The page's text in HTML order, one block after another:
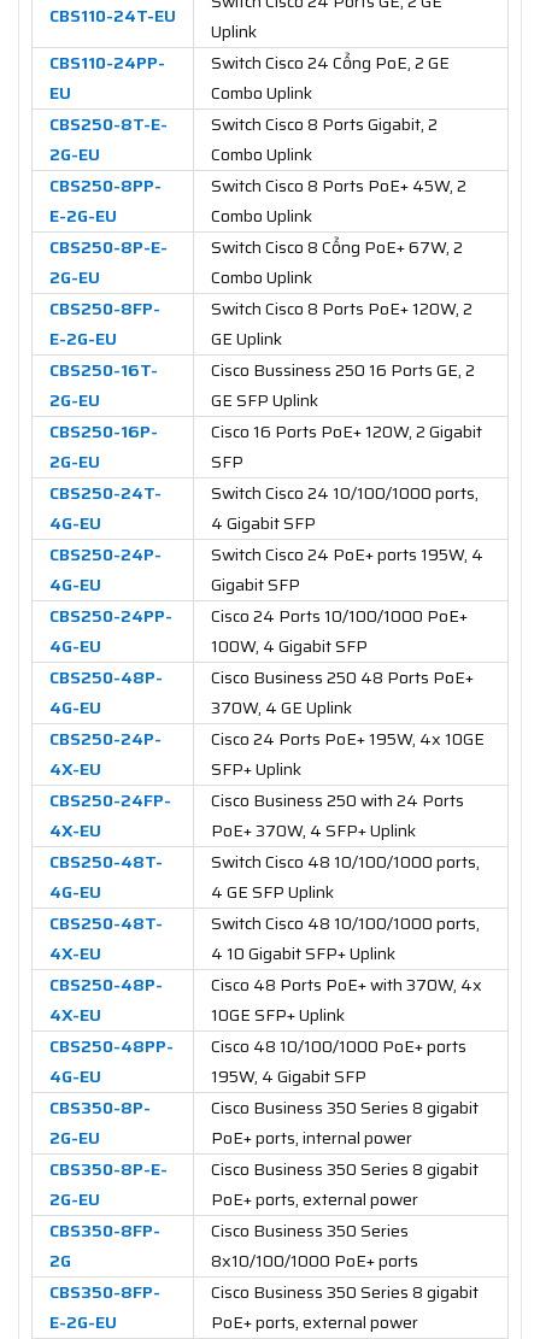
CBS110-24T-EU
Uplink
CBS110-24PP-
EU
Switch Cisco 24 Cổng PoE, 2 GE
Combo Uplink
CBS250-8T-E-
2G-EU
Switch Cisco 8 Ports Gigabit, 2
Combo Uplink
CBS250-8PP-
E-2G-EU
Switch Cisco 8 Ports PoE+ 45W, 2
Combo Uplink
CBS250-8P-E-
2G-EU
Switch Cisco 8 Cổng PoE+ 67W, 2
Combo Uplink
CBS250-8FP-
E-2G-EU
Switch Cisco 8 Ports PoE+ 120W, 2
GE Uplink
CBS250-16T-
2G-EU
Cisco Bussiness 250 16 Ports GE, 2
GE SFP Uplink
CBS250-16P-
2G-EU
Cisco 16 Ports PoE+ 120W, 2 Gigabit
SFP
CBS250-24T-
4G-EU
Switch Cisco 24 10/100/1000 ports,
4 Gigabit SFP
CBS250-24P-
4G-EU
Switch Cisco 24 PoE+ ports 195W, 4
Gigabit SFP
CBS250-24PP-
4G-EU
Cisco 24 Ports 10/100/1000 PoE+
100W, 4 Gigabit SFP
CBS250-48P-
4G-EU
Cisco Business 250 48 Ports PoE+
370W, 4 GE Uplink
CBS250-24P-
4X-EU
Cisco 24 Ports PoE+ 195W, 4x 10GE
SFP+ Uplink
CBS250-24FP-
4X-EU
Cisco Business 250 with 24 Ports
PoE+ 370W, 4 SFP+ Uplink
CBS250-48T-
4G-EU
Switch Cisco 48 10/100/1000 ports,
4 GE SFP Uplink
CBS250-48T-
4X-EU
Switch Cisco 48 10/100/1000 ports,
4 10 Gigabit SFP+ Uplink
CBS250-48P-
4X-EU
Cisco 48 Ports PoE+ with 370W, 4x
10GE SFP+ Uplink
CBS250-48PP-
4G-EU
Cisco 48 10/100/1000 PoE+ ports
195W, 4 Gigabit SFP
CBS350-8P-
2G-EU
Cisco Business 350 Series 8 gigabit
PoE+ ports, internal power
CBS350-8P-E-
2G-EU
Cisco Business 350 Series 8 gigabit
PoE+ ports, external power
CBS350-8FP-
2G
Cisco Business 350 Series
8x10/100/1000 PoE+ ports
CBS350-8FP-
E-2G-EU
Cisco Business 350 Series 8 gigabit
PoE+ ports, external power